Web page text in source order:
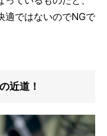
適ではないのでNGで
近道！